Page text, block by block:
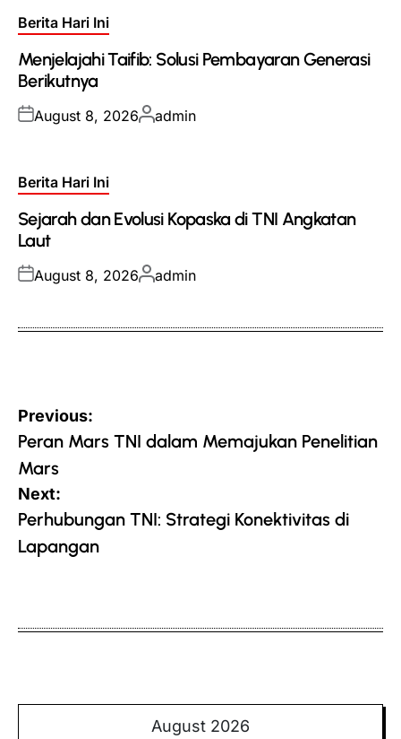
Posted
Berita Hari Ini
Menjelajahi Taifib: Solusi Pembayaran Generasi
Berikutnya
Posted
August 8, 2026Posted
admin
Posted
Berita Hari Ini
Sejarah dan Evolusi Kopaska di TNI Angkatan
Laut
Posted
August 8, 2026Posted
admin
Post
navigation
Previous:
Peran Mars TNI dalam Memajukan Penelitian
Mars
Next:
Perhubungan TNI: Strategi Konektivitas di
Lapangan
August 2026